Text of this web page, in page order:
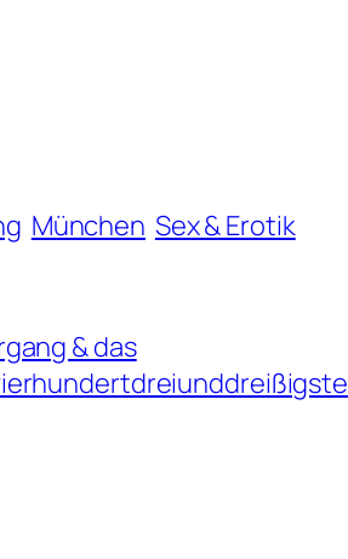
München Sex & Erotik
& das